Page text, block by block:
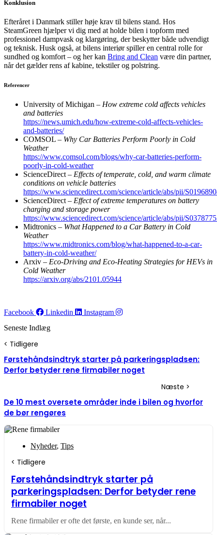
Konklusion
Efteråret i Danmark stiller høje krav til bilens stand. Hos
SteamGreen hjælper vi dig med at holde bilen i topform med
professionel dampvask og klargøring, der beskytter både udvendigt
og teknisk. Husk også, at bilens interiør spiller en central rolle for
sundhed og komfort – og her kan Bring and Clean være din partner,
når det gælder rens af kabine, tekstiler og polstring.
Referencer
University of Michigan – How extreme cold affects vehicles
and batteries
https://news.umich.edu/how-extreme-cold-affects-vehicles-
and-batteries/
COMSOL – Why Car Batteries Perform Poorly in Cold
Weather
https://www.comsol.com/blogs/why-car-batteries-perform-
poorly-in-cold-weather
ScienceDirect – Effects of temperate, cold, and warm climate
conditions on vehicle batteries
https://www.sciencedirect.com/science/article/abs/pii/
ScienceDirect – Effect of extreme temperatures on battery
charging and storage power
https://www.sciencedirect.com/science/article/abs/pii/
Midtronics – What Happened to a Car Battery in Cold
Weather
https://www.midtronics.com/blog/what-happened-to-a-car-
battery-in-cold-weather/
Arxiv – Eco-Driving and Eco-Heating Strategies for HEVs in
Cold Weather
https://arxiv.org/abs/2101.05944
Facebook Linkedin
Instagram
Seneste Indlæg
Førstehåndsindtryk starter på parkeringspladsen:
Derfor betyder rene firmabiler noget
De 10 mest oversete områder inde i bilen og hvorfor
de bør rengøres
Nyheder, Tips
Førstehåndsindtryk starter på
parkeringspladsen: Derfor betyder rene
firmabiler noget
Rene firmabiler er ofte det første, en kunde ser, når...